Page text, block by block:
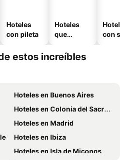
Hoteles
con pileta
Hoteles
que
mascotas
con
estos increíbles
Hoteles en Buenos Aires
Hoteles en Colonia del Sacramento
Hoteles en Madrid
Hoteles en Ibiza
Hoteles en Isla de Miconos